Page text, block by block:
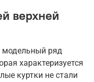
верхней
модельный ряд
характеризуется
куртки не стали